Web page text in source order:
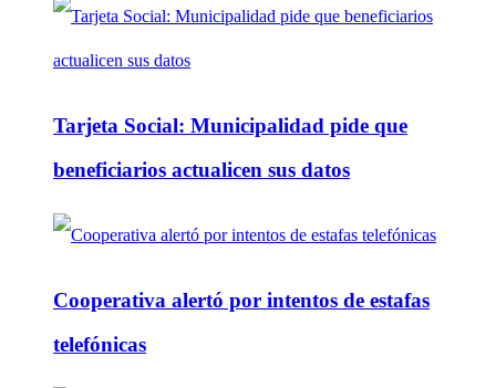
Tarjeta Social: Municipalidad pide que
beneficiarios actualicen sus datos
Cooperativa alertó por intentos de estafas
telefónicas